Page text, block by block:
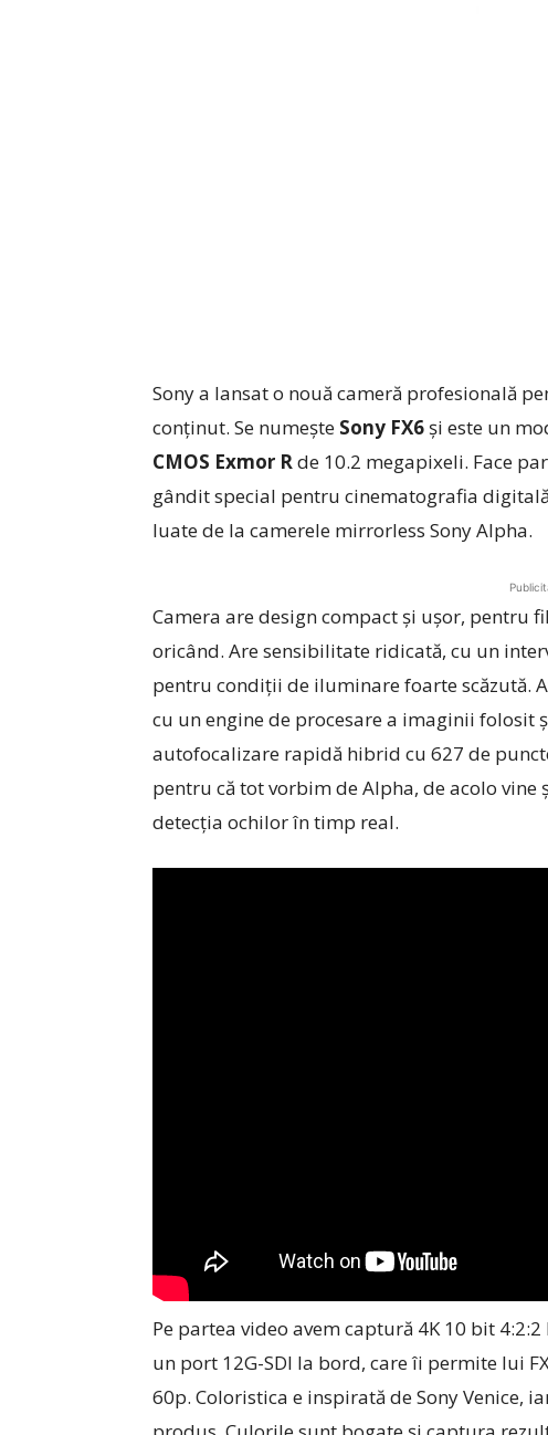
Sony a lansat o nouă cameră profesională
conţinut. Se numeşte Sony FX6 şi este un
CMOS Exmor Rde 10.2 megapixeli. Face
gândit special pentru cinematografia
luate de la camerele mirrorless Sony Alpha.
Camera are design compact şi uşor, pentru
oricând. Are sensibilitate ridicată, cu un
pentru condiţii de iluminare foarte scăzută.
cu un engine de procesare a imaginii folosit
autofocalizare rapidă hibrid cu 627 de
pentru că tot vorbim de Alpha, de acolo
detecţia ochilor în timp real.
Pe partea video avem captură 4K 10 bit 4:2:2
un port 12G-SDI la bord, care îi permite lui
60p. Coloristica e inspirată de Sony Venice,